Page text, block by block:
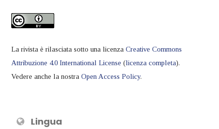
La rivista è rilasciata sotto una licenza Creative Commons
Attribuzione 4.0 International License (licenza completa).
Vedere anche la nostra Open Access Policy.
Lingua